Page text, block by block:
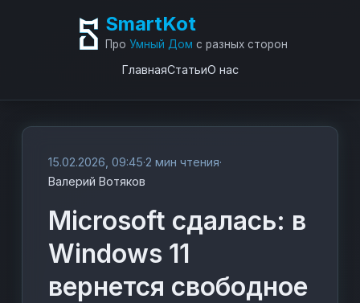
SmartKot
Про Умный Дом с разных сторон
ГлавнаяСтатьиО нас
15.02.2026, 09:45·2 мин чтения·
Валерий Вотяков
Microsoft сдалась: в
Windows 11
вернется свободное